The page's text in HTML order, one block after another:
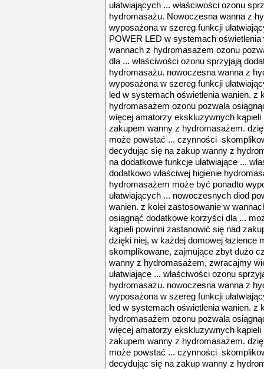
ułatwiających ... właściwości ozonu
hydromasażu. Nowoczesna wanna z
wyposażona w szereg funkcji
POWER LED w systemach
wannach z hydromasażem ozonu
dla ... właściwości ozonu sprzyjają
hydromasażu. nowoczesna wanna z
wyposażona w szereg funkcji
led w systemach oświetlenia wanien. z
hydromasażem ozonu pozwala
więcej amatorzy ekskluzywnych kąpieli
zakupem wanny z hydromasażem.
może powstać ... czynności
decydując się na zakup wanny z
na dodatkowe funkcje ułatwiające ...
dodatkowo właściwej higienie
hydromasażem może być ponadto
ułatwiających ... nowoczesnych diod
wanien. z kolei zastosowanie w
osiągnąć dodatkowe korzyści dla ...
kąpieli powinni zastanowić się nad
dzięki niej, w każdej domowej
skomplikowane, zajmujące zbyt dużo
wanny z hydromasażem, zwracajmy
ułatwiające ... właściwości ozonu
hydromasażu. nowoczesna wanna z
wyposażona w szereg funkcji
led w systemach oświetlenia wanien. z
hydromasażem ozonu pozwala
więcej amatorzy ekskluzywnych kąpieli
zakupem wanny z hydromasażem.
może powstać ... czynności
decydując się na zakup wanny z